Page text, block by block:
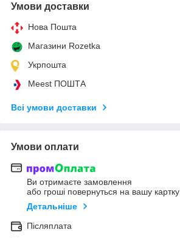
Умови доставки
Нова Пошта
Магазини Rozetka
Укрпошта
Meest ПОШТА
Всі умови доставки
Умови оплати
Ви отримаєте замовлення
або гроші повернуться на вашу картку
Детальніше
Післяплата